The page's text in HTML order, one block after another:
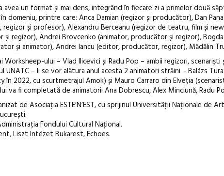
un format și mai dens, integrând în fiecare zi a primelor două
domeniu, printre care: Anca Damian (regizor și producător), Dan
regizor și profesor), Alexandru Berceanu (regizor de teatru, film și
regizor), Andrei Brovcenko (animator, producător și regizor),
și animator), Andrei Iancu (editor, producător, regizor), Mădălin
ului – Vlad Ilicevici și Radu Pop – ambii regizori,
UNATC – li se vor alătura anul acesta 2 animatori străini – Balázs
în 2022, cu scurtmetrajul Amok) și Mauro Carraro din Elveția
va fi completată de animatorii Ana Dobrescu, Alex Minciună, Radu
de Asociația ESTE’N’EST, cu sprijinul Universității Naționale de
Fondului Cultural Național.
Liszt Intézet Bukarest, Echoes.